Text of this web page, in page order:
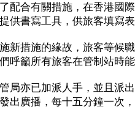
合有關措施，在香港國際
供書寫工具，供旅客填寫
措施的緣故，旅客等候職
呼籲所有旅客在管制站時
亦已加派人手，並且派出
出廣播，每十五分鐘一次